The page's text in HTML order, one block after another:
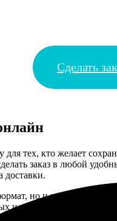
Сделать
тех, кто желает
заказ в любой
доставки.
но и применить к
или снимков из